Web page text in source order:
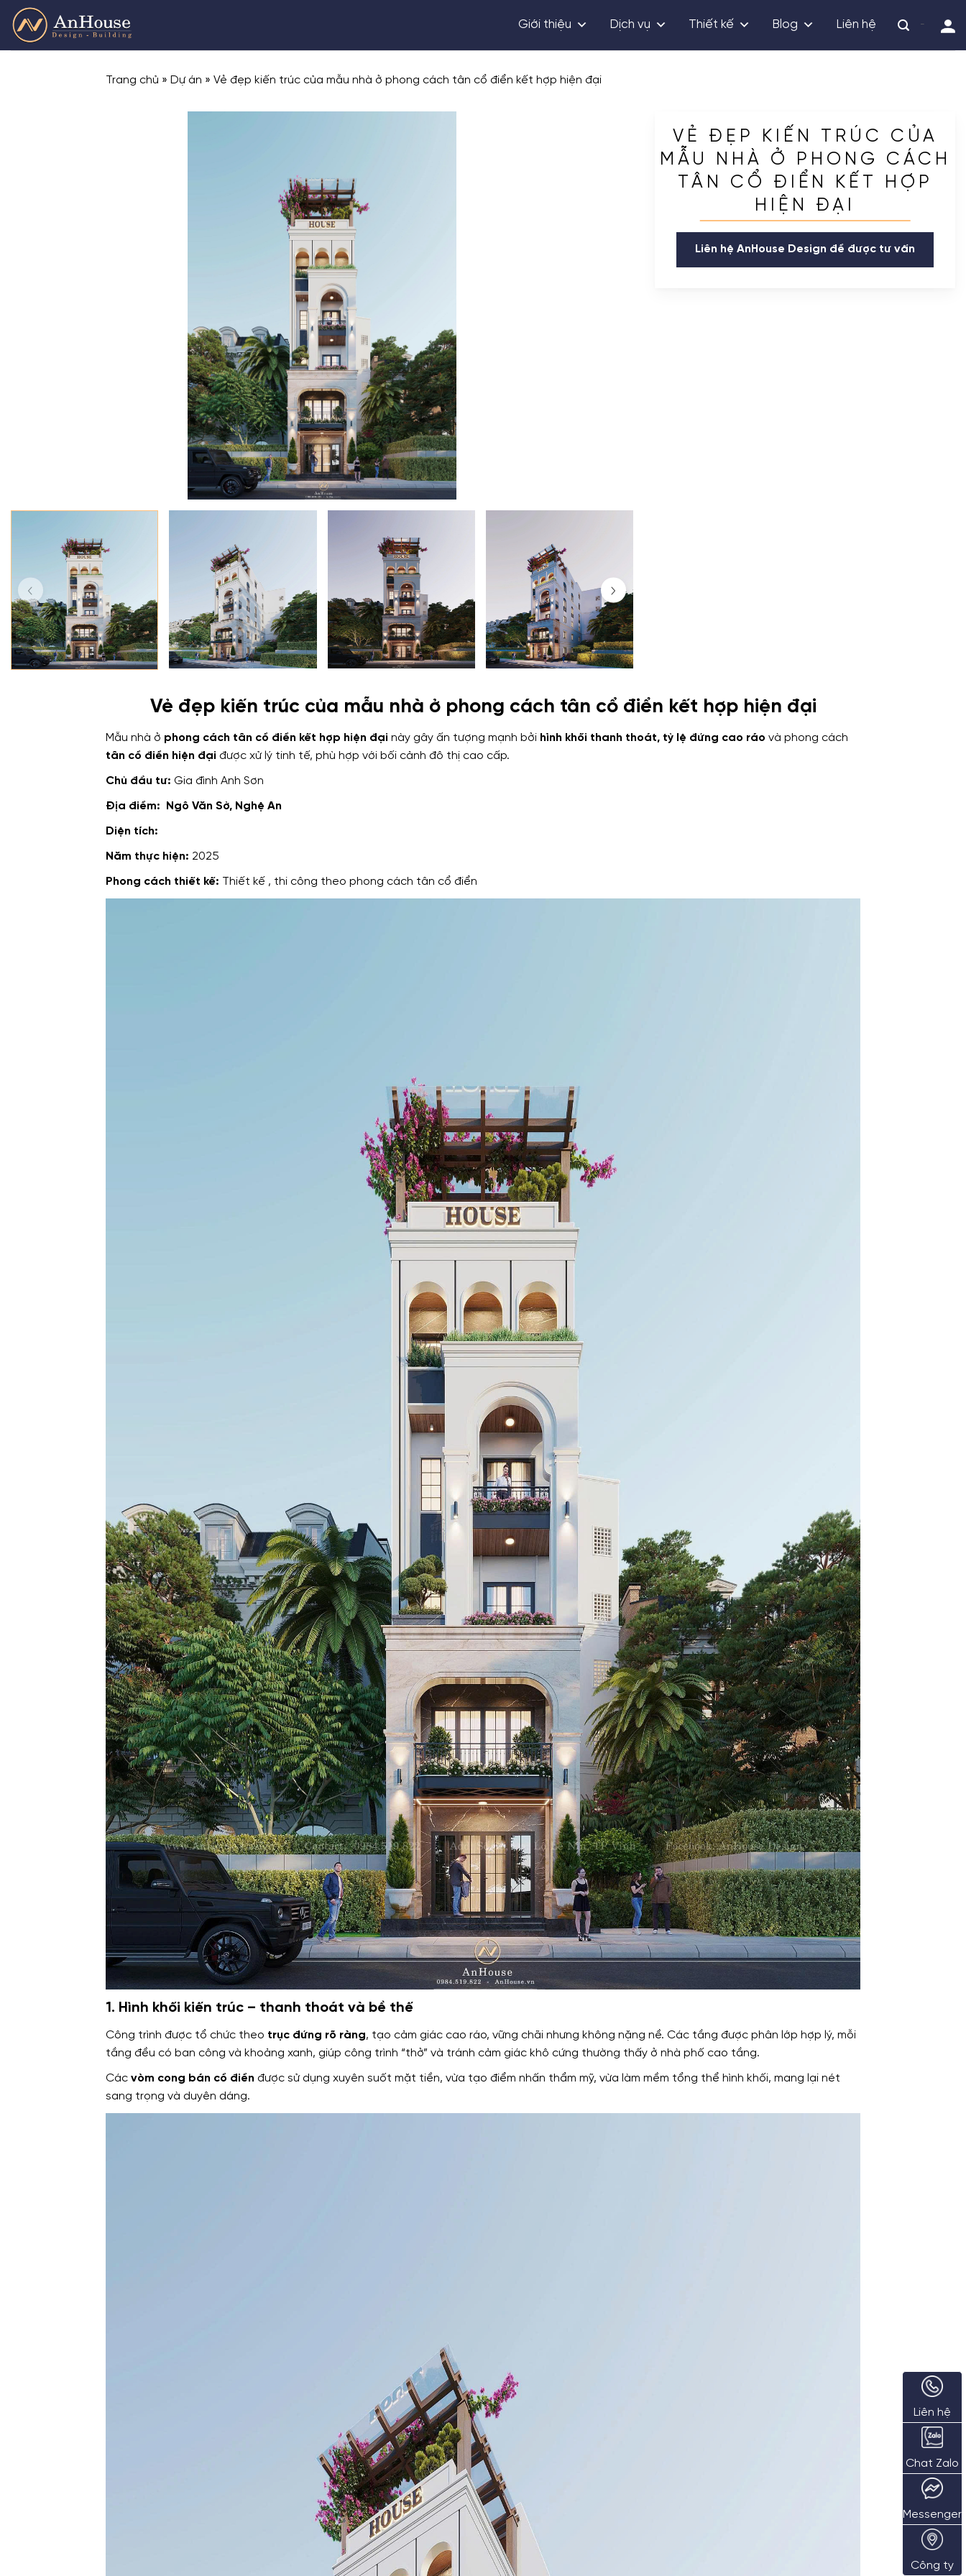
Skip
content
Giới thiệu Dịch vụ Thiết kế Blog Liên hệ -
Trang chủ » Dự án » Vẻ đẹp kiến trúc của mẫu nhà ở phong cách tân cổ điển kết hợp hiện đại
VẺ ĐẸP KIẾN TRÚC CỦA
MẪU NHÀ Ở PHONG CÁCH
TÂN CỔ ĐIỂN KẾT HỢP
HIỆN ĐẠI
Liên hệ AnHouse Design để được tư vấn
Vẻ đẹp kiến trúc của mẫu nhà ở phong cách tân cổ điển kết hợp hiện đại
Mẫu nhà ở phong cách tân cổ điển kết hợp hiện đại này gây ấn tượng mạnh bởi hình khối thanh thoát, tỷ lệ đứng cao ráo và phong cách
tân cổ điển hiện đại được xử lý tinh tế, phù hợp với bối cảnh đô thị cao cấp.
Chủ đầu tư: Gia đình Anh Sơn
Địa điểm: Ngô Văn Sở, Nghệ An
Diện tích:
Năm thực hiện: 2025
Phong cách thiết kế: Thiết kế , thi công theo phong cách tân cổ điển
1. Hình khối kiến trúc – thanh thoát và bề thế
Công trình được tổ chức theo trục đứng rõ ràng, tạo cảm giác cao ráo, vững chãi nhưng không nặng nề. Các tầng được phân lớp hợp lý, mỗi
tầng đều có ban công và khoảng xanh, giúp công trình “thở” và tránh cảm giác khô cứng thường thấy ở nhà phố cao tầng.
Các vòm cong bán cổ điển được sử dụng xuyên suốt mặt tiền, vừa tạo điểm nhấn thẩm mỹ, vừa làm mềm tổng thể hình khối, mang lại nét
sang trọng và duyên dáng.
Liên hệ
Chat Zalo
Messenger
Công ty